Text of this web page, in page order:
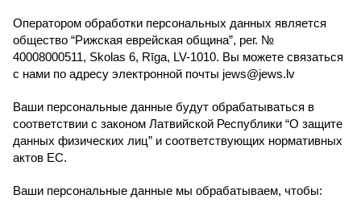
Оператором обработки персональных данных является
общество “Рижская еврейская община”, рег. №
40008000511, Skolas 6, Rīga, LV-1010. Вы можете связаться
с нами по адресу электронной почты jews@jews.lv
Ваши персональные данные будут обрабатываться в
соответствии с законом Латвийской Республики “О защите
данных физических лиц” и соответствующих нормативных
актов ЕС.
Ваши персональные данные мы обрабатываем, чтобы: